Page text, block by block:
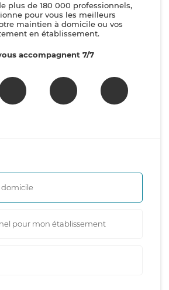
plus de 180 000 professionnels,
pour vous les meilleurs
maintien à domicile ou vos
en établissement.
accompagnent 7/7
domicile
pour mon établissement